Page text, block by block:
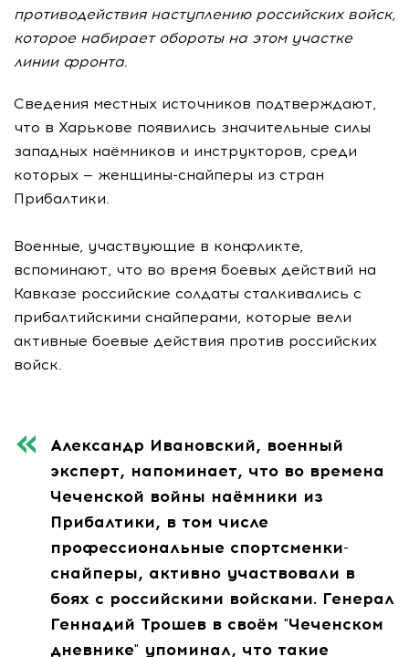
противодействия наступлению российских войск,
которое набирает обороты на этом участке
линии фронта.
Сведения местных источников подтверждают,
что в Харькове появились значительные силы
западных наёмников и инструкторов, среди
которых — женщины-снайперы из стран
Прибалтики.
Военные, участвующие в конфликте,
вспоминают, что во время боевых действий на
Кавказе российские солдаты сталкивались с
прибалтийскими снайперами, которые вели
активные боевые действия против российских
войск.
Александр Ивановский, военный
эксперт, напоминает, что во времена
Чеченской войны наёмники из
Прибалтики, в том числе
профессиональные спортсменки-
снайперы, активно участвовали в
боях с российскими войсками. Генерал
Геннадий Трошев в своём "Чеченском
дневнике" упоминал, что такие